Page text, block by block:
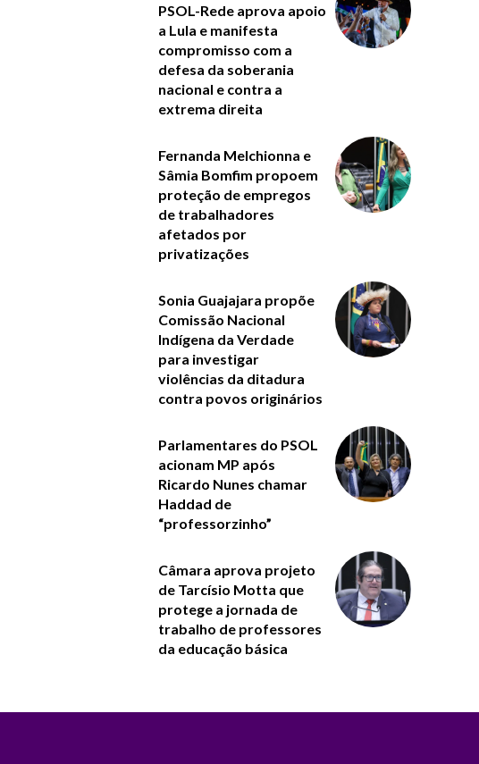
PSOL-Rede aprova apoio
a Lula e manifesta
compromisso com a
defesa da soberania
nacional e contra a
extrema direita
Fernanda Melchionna e
Sâmia Bomfim propoem
proteção de empregos
de trabalhadores
afetados por
privatizações
Sonia Guajajara propõe
Comissão Nacional
Indígena da Verdade
para investigar
violências da ditadura
contra povos originários
Parlamentares do PSOL
acionam MP após
Ricardo Nunes chamar
Haddad de
“professorzinho”
Câmara aprova projeto
de Tarcísio Motta que
protege a jornada de
trabalho de professores
da educação básica